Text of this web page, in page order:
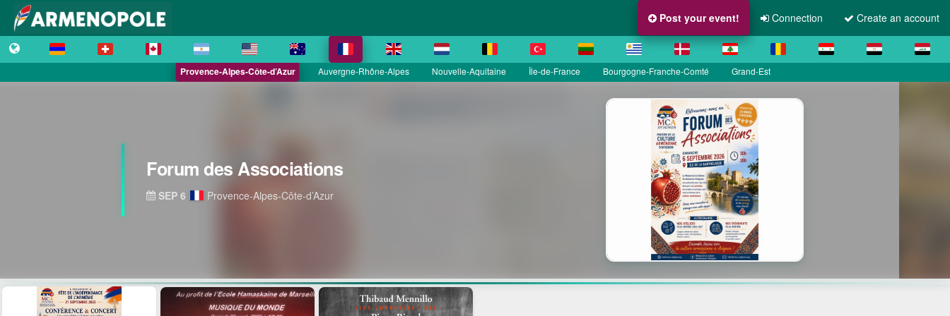
Post your event! Connection Create an account
Provence-Alpes-Côte-d’Azur Auvergne-Rhône-Alpes Nouvelle-Aquitaine Île-de-France Bourgogne-Franche-Comté Grand-Est
Forum des Associations
SEP 6 Provence-Alpes-Côte-d’Azur